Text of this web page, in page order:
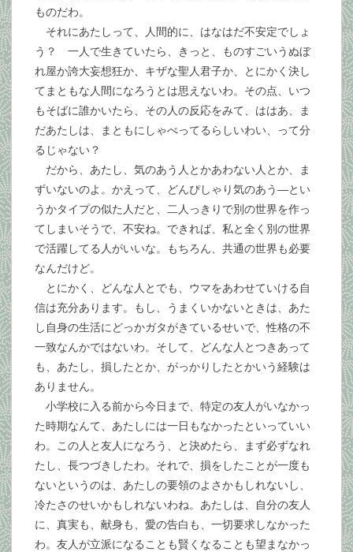
ものだわ。
それにあたしって、人間的に、はなはだ不安定でしょ
う？ 一人で生きていたら、きっと、ものすごいうぬぼ
れ屋か誇大妄想狂か、キザな聖人君子か、とにかく決し
てまともな人間になろうとは思えないわ。その点、いつ
もそばに誰かいたら、その人の反応をみて、ははあ、ま
だあたしは、まともにしゃべってるらしいわい、って分
るじゃない？
だから、あたし、気のあう人とかあわない人とか、ま
ずいないのよ。かえって、どんぴしゃり気のあう―とい
うかタイプの似た人だと、二人っきりで別の世界を作っ
てしまいそうで、不安ね。できれば、私と全く別の世界
で活躍してる人がいいな。もちろん、共通の世界も必要
なんだけど。
とにかく、どんな人とでも、ウマをあわせていける自
信は充分あります。もし、うまくいかないときは、あた
し自身の生活にどっかガタがきているせいで、性格の不
一致なんかではないわ。そして、どんな人とつきあって
も、あたし、損したとか、がっかりしたとかいう経験は
ありません。
小学校に入る前から今日まで、特定の友人がいなかっ
た時期なんて、あたしには一日もなかったといっていい
わ。この人と友人になろう、と決めたら、まず必ずなれ
たし、長つづきしたわ。それで、損をしたことが一度も
ないというのは、あたしの要領のよさかもしれないし、
冷たさのせいかもしれないわね。あたしは、自分の友人
に、真実も、献身も、愛の告白も、一切要求しなかった
わ。友人が立派になることも賢くなることも望まなかっ